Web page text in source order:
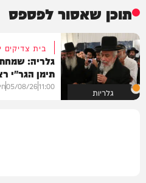
תוכן שאסור לפספס
גלריות
בית צדיקים
גלריה:
תימן הגר"י
11:00
05/08/26